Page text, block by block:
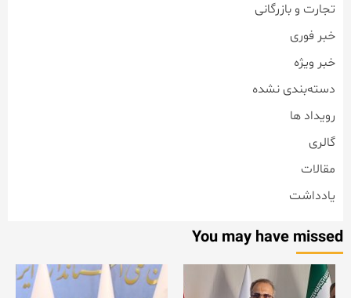
تجارت و بازرگانی
خبر فوری
خبر ویژه
دسته‌بندی نشده
رویداد ها
گالری
مقالات
یادداشت
You may have missed